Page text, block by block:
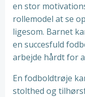
en stor
rollemodel at se
ligesom. Barnet
en succesfuld
arbejde hårdt for
En fodboldtrøje
stolthed og